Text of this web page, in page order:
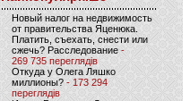
Новый налог на недвижимость
от правительства Яценюка.
Платить, съехать, снести или
сжечь? Расследование-
269 735 переглядів
Откуда у Олега Ляшко
миллионы? - 173 294
переглядів